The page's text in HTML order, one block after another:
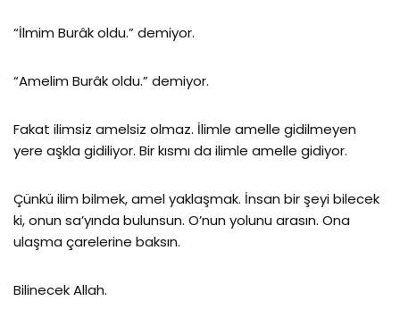
“İlmim Burâk oldu.” demiyor.
“Amelim Burâk oldu.” demiyor.
Fakat ilimsiz amelsiz olmaz. İlimle amelle gidilmeyen
yere aşkla gidiliyor. Bir kısmı da ilimle amelle gidiyor.
Çünkü ilim bilmek, amel yaklaşmak. İnsan bir şeyi bilecek
ki, onun sa’yında bulunsun. O’nun yolunu arasın. Ona
ulaşma çarelerine baksın.
Bilinecek Allah.